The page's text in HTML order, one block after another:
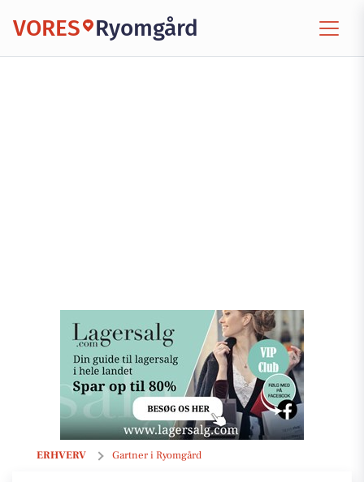
VORES Ryomgård
ERHVERV Gartner i Ryomgård
Fyr & Flamme 2024 ApS